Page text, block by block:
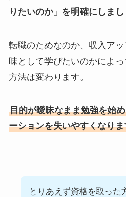
りたいのか」を明確にしまし
転職のためなのか、収入ア
味として学びたいのかによ
方法は変わります。
目的が曖昧なまま勉強を始
ーションを失いやすくなりま
とりあえず資格を取った